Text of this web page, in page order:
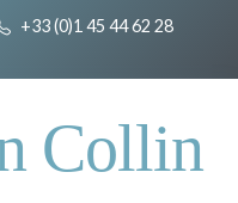
+33 (0)1 45 44 62 28
Collin